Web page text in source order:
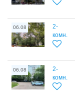
06.08
2-
комн.
06.08
2-
комн.